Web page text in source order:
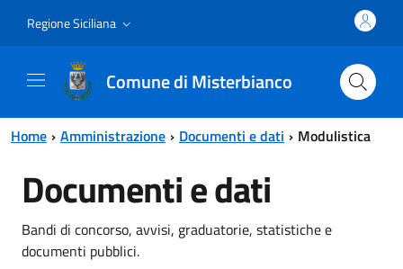
Regione Siciliana
Comune di Misterbianco
Home Amministrazione Documenti e dati Modulistica
Documenti e dati
Bandi di concorso, avvisi, graduatorie, statistiche e
documenti pubblici.